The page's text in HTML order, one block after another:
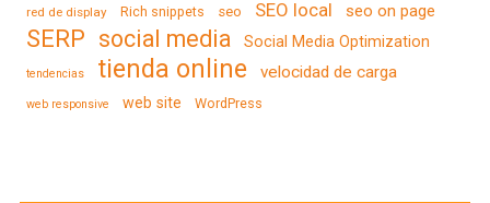
red de display Rich snippets seo SEO local seo on page
SERP social media Social Media Optimization
tendencias tienda online velocidad de carga
web responsive web site WordPress